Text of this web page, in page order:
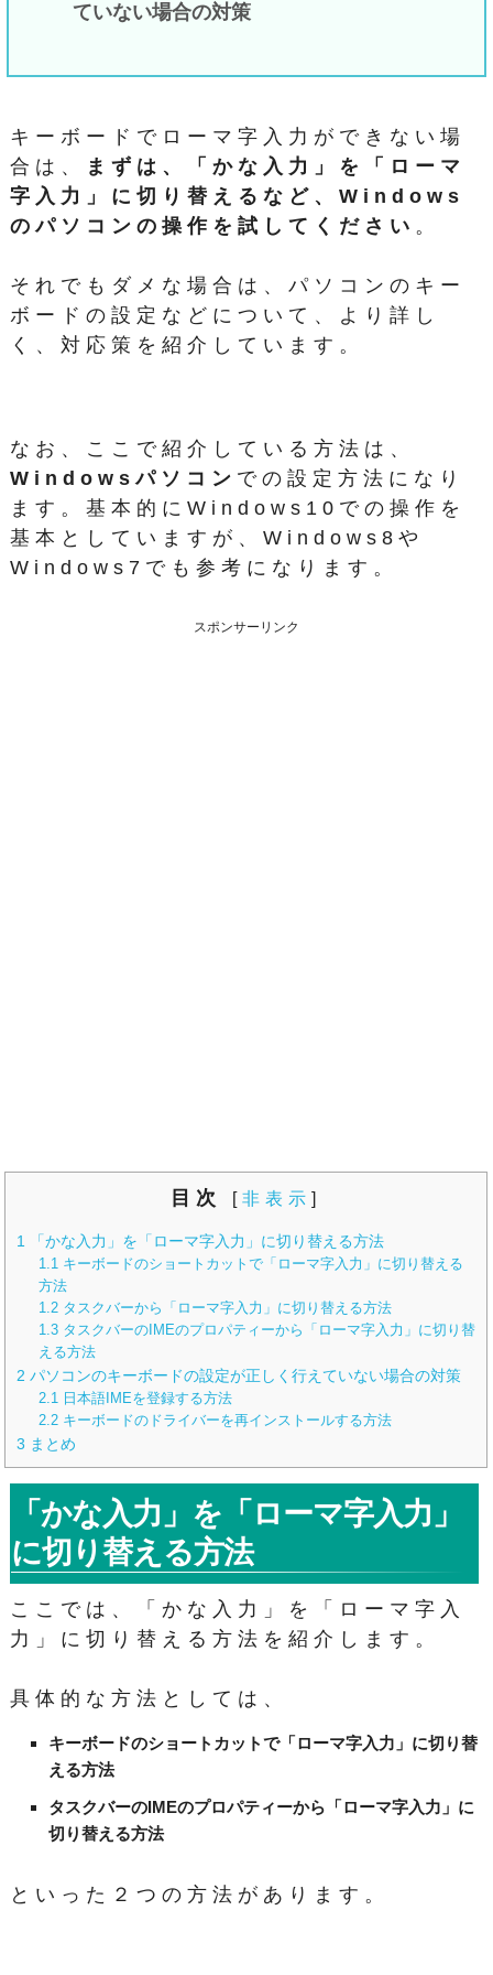
ていない場合の対策
キーボードでローマ字入力ができない場
合は、
まずは、「かな入力」を「ローマ
字入力」に切り替えるなど、Windows
のパソコンの操作を試してください 。
それでもダメな場合は、パソコンのキー
ボードの設定などについて、より詳し
く、対応策を紹介しています。
なお、ここで紹介している方法は、
Windowsパソコン での設定方法になり
ます。基本的にWindows10での操作を
基本としていますが、Windows8や
Windows7でも参考になります。
スポンサーリンク
目次 [非表示]
1 「かな入力」を「ローマ字入力」に切り替える方法
1.1キーボードのショートカットで「ローマ字入力」に切り替える
方法
1.2タスクバーから「ローマ字入力」に切り替える方法
1.3タスクバーのIMEのプロパティーから「ローマ字入力」に切り替
える方法
2 パソコンのキーボードの設定が正しく行えていない場合の対策
2.1日本語IMEを登録する方法
2.2キーボードのドライバーを再インストールする方法
3 まとめ
「かな入力」を「ローマ字入力」
に切り替える方法
ここでは、「かな入力」を「ローマ字入
力」に切り替える方法を紹介します。
具体的な方法としては、
キーボードのショートカットで「ローマ字入力」に切り替
える方法
タスクバーのIMEのプロパティーから「ローマ字入力」に
切り替える方法
といった２つの方法があります。